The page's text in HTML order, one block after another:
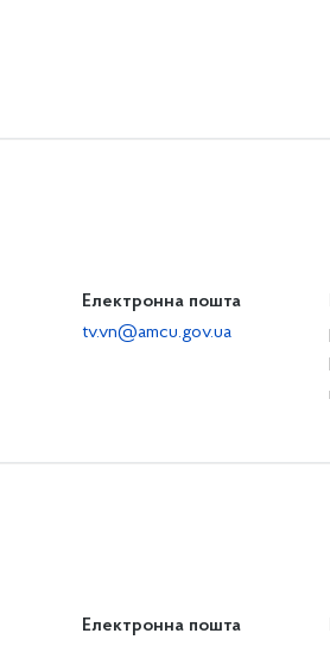
Електронна пошта
tv.vn@amcu.gov.ua
Електронна пошта